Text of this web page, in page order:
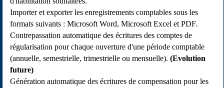
Importer et exporter les enregistrements comptables sous les
formats suivants : Microsoft Word, Microsoft Excel et PDF.
Contrepassation automatique des écritures des comptes de
régularisation pour chaque ouverture d'une période comptable
(annuelle, semestrielle, trimestrielle ou mensuelle). (Evolution
future)
Génération automatique des écritures de compensation pour les